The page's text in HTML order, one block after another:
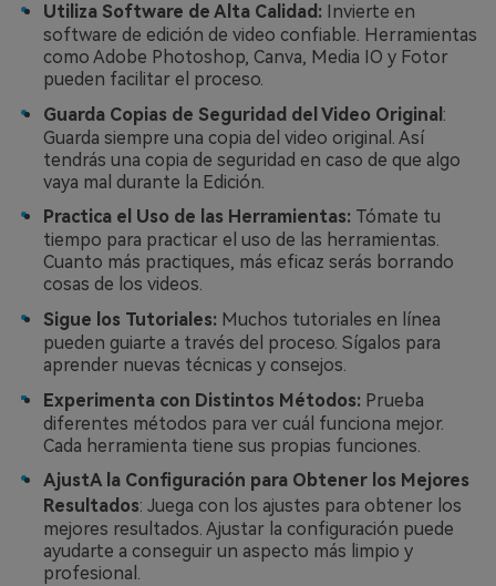
Utiliza Software de Alta Calidad: Invierte en
software de edición de video confiable. Herramientas
como Adobe Photoshop, Canva, Media IO y Fotor
pueden facilitar el proceso.
Guarda Copias de Seguridad del Video Original :
Guarda siempre una copia del video original. Así
tendrás una copia de seguridad en caso de que algo
vaya mal durante la Edición.
Practica el Uso de las Herramientas: Tómate tu
tiempo para practicar el uso de las herramientas.
Cuanto más practiques, más eficaz serás borrando
cosas de los videos.
Sigue los Tutoriales: Muchos tutoriales en línea
pueden guiarte a través del proceso. Sígalos para
aprender nuevas técnicas y consejos.
Experimenta con Distintos Métodos: Prueba
diferentes métodos para ver cuál funciona mejor.
Cada herramienta tiene sus propias funciones.
AjustA la Configuración para Obtener los Mejores
Resultados: Juega con los ajustes para obtener los
mejores resultados. Ajustar la configuración puede
ayudarte a conseguir un aspecto más limpio y
profesional.